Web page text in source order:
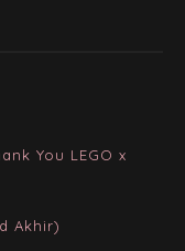
You LEGO x
Akhir)